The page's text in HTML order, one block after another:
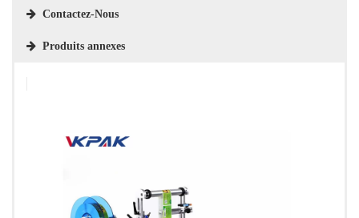
Contactez-Nous
Produits annexes